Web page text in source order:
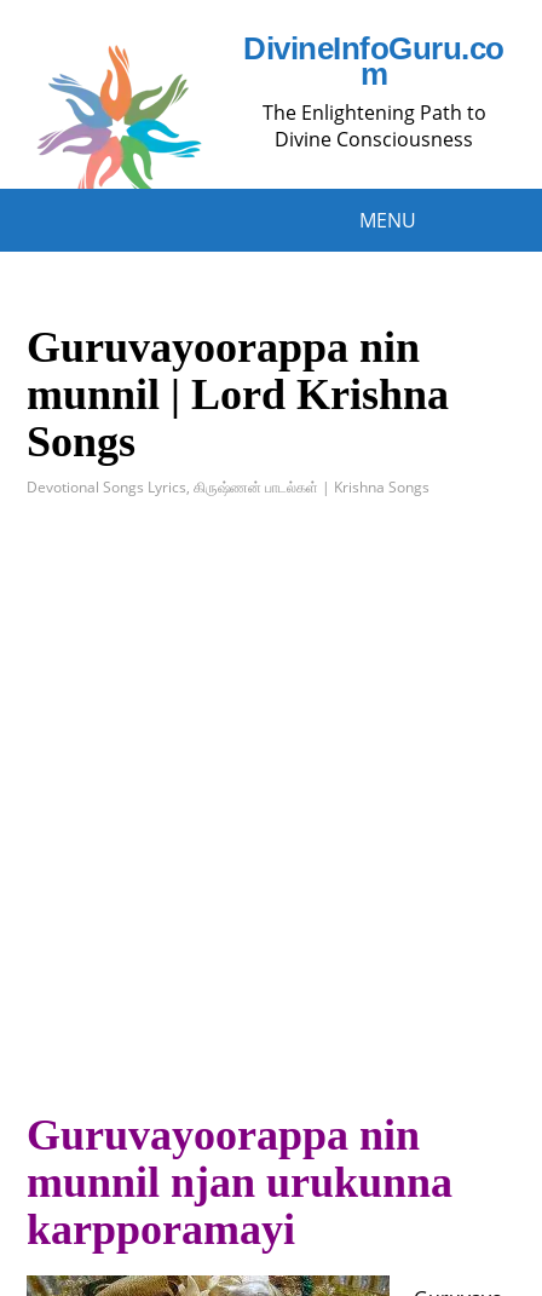
DivineInfoGuru.co
m
The Enlightening Path to
Divine Consciousness
MENU
Guruvayoorappa nin
munnil | Lord Krishna
Songs
Devotional Songs Lyrics,கிருஷ்ணன் பாடல்கள் | Krishna Songs
Guruvayoorappa nin
munnil njan urukunna
karpporamayi